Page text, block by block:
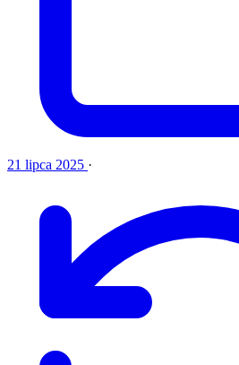
21 lipca 2025 ·